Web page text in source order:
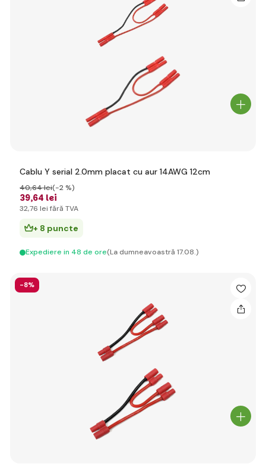
Cablu Y serial 2.0mm placat cu aur 14AWG 12cm
39,64 lei
40,64 lei(-2 %)
32,76 lei fără TVA
+ 8 puncte
Expediere in 48 de ore(La dumneavoastră 17.08.)
-8%